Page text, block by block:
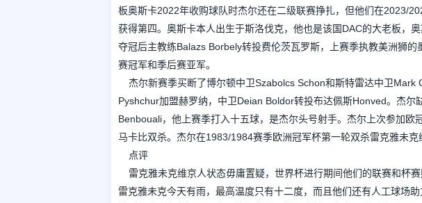
板奥斯卡2022年收购球队时杰尔还在二级联赛挣扎，但他们在2023/
获得第四。奥斯卡本人出生于斯洛伐克，他也是该国DAC的大老板，
夺冠后主教练Balazs Borbely转投费伦茨瓦罗斯，上赛季执教美洲狮
赛冠军和季后赛亚军。
杰尔新赛季买断了博尔顿中卫Szabolcs Schon和斯特雷达中卫
Pyshchur加盟赫罗纳，中卫Deian Boldor转投布达佩斯Honved。杰尔
Benbouali，他上赛季打入十五球，是杰尔头号射手。杰尔上次参加
马卡比双杀。杰尔在1983/1984赛季欧洲冠军杯第一轮双杀雷克雅未克
点评
雷克雅未克维京人状态毋庸置疑，世界杯进行期间他们的联赛和杯
雷克雅未克今天有雨，最高温度只有十二度，而且他们还有人工球场